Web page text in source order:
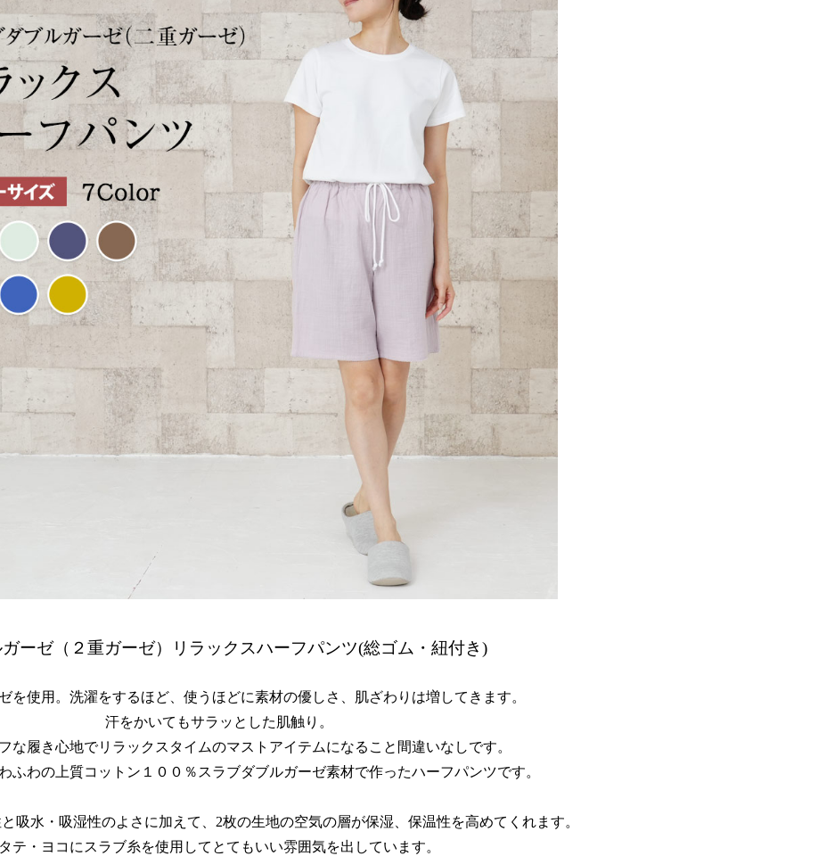
ガーゼ（２重ガーゼ）リラックスハーフパンツ(総ゴム・紐付き)
を使用。洗濯をするほど、使うほどに素材の優しさ、肌ざわりは増してきます。
汗をかいてもサラッとした肌触り。
な履き心地でリラックスタイムのマストアイテムになること間違いなしです。
ふわの上質コットン１００％スラブダブルガーゼ素材で作ったハーフパンツです。
吸水・吸湿性のよさに加えて、2枚の生地の空気の層が保湿、保温性を高めてくれます。
タテ・ヨコにスラブ糸を使用してとてもいい雰囲気を出しています。